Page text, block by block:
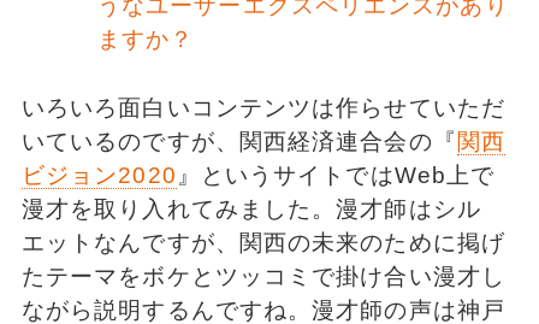
うなユーザーエクスペリエンスがあり
ますか？
いろいろ面白いコンテンツは作らせていただ
いているのですが、関西経済連合会の『 関西
ビジョン2020 』というサイトではWeb上で
漫才を取り入れてみました。漫才師はシル
エットなんですが、関西の未来のために掲げ
たテーマをボケとツッコミで掛け合い漫才し
ながら説明するんですね。漫才師の声は神戸